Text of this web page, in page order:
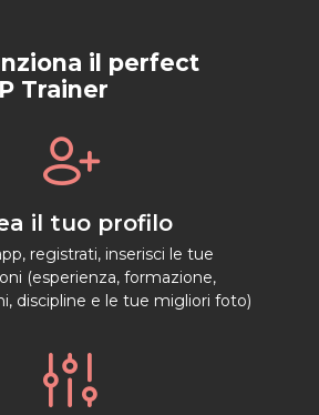
il perfect
Trainer

il tuo profilo
registrati, inserisci le tue
(esperienza, formazione,
discipline e le tue migliori foto)
